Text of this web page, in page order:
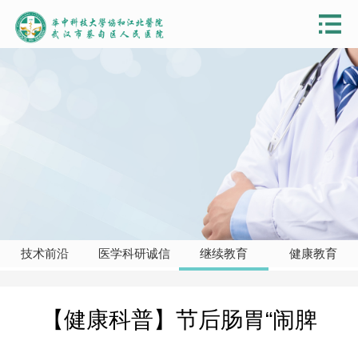
技术前沿 医学科研诚信 继续教育 健康教育
【健康科普】节后肠胃“闹脾